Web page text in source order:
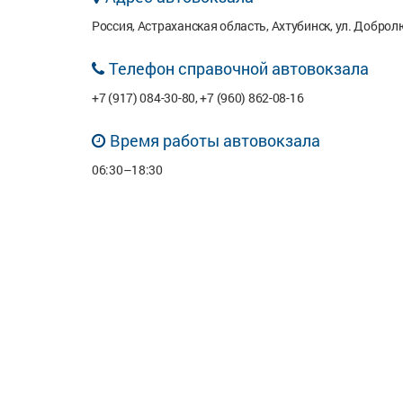
Россия, Астраханская область, Ахтубинск, ул.
Телефон справочной автовокзала
+7 (917) 084-30-80, +7 (960) 862-08-16
Время работы автовокзала
06:30–18:30